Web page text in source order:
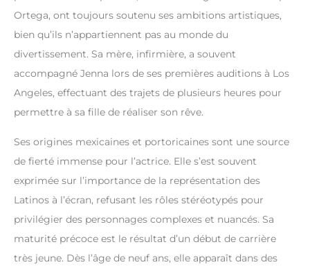
Ortega, ont toujours soutenu ses ambitions artistiques,
bien qu’ils n’appartiennent pas au monde du
divertissement. Sa mère, infirmière, a souvent
accompagné Jenna lors de ses premières auditions à Los
Angeles, effectuant des trajets de plusieurs heures pour
permettre à sa fille de réaliser son rêve.
Ses origines mexicaines et portoricaines sont une source
de fierté immense pour l’actrice. Elle s’est souvent
exprimée sur l’importance de la représentation des
Latinos à l’écran, refusant les rôles stéréotypés pour
privilégier des personnages complexes et nuancés. Sa
maturité précoce est le résultat d’un début de carrière
très jeune. Dès l’âge de neuf ans, elle apparaît dans des